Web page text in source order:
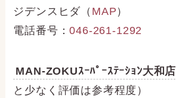
ジデンスヒダ（ MAP ）
電話番号：046-261-1292
MAN-ZOKUｽｰﾊﾟｰｽﾃｰｼｮﾝ大和店
と少なく評価は参考程度）